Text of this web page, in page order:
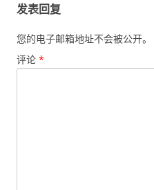
发表回复
您的电子邮箱地址不会被公开。
评论 *